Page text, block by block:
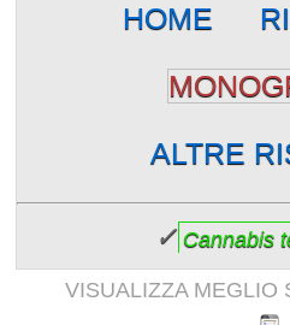
HOME
ALTRE
✓ Cannabis
VISUALIZZA MEGLIO